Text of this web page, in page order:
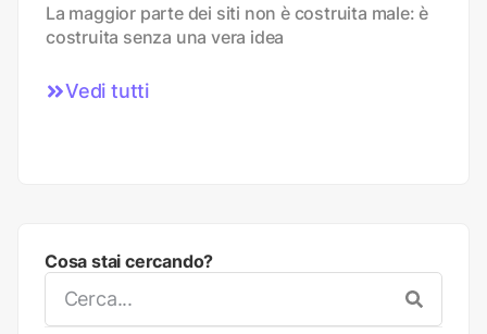
La maggior parte dei siti non è costruita male: è
costruita senza una vera idea
Vedi tutti
Cosa stai cercando?